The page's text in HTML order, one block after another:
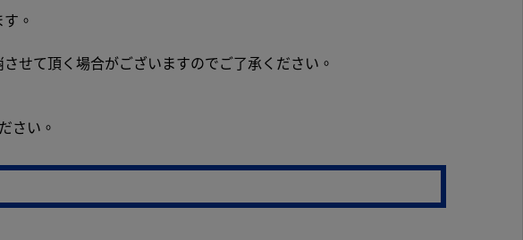
。
せて頂く場合がございますのでご了承ください。
さい。